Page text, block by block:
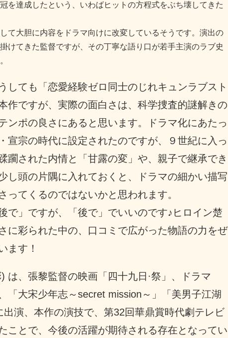
を達成したという、いわばヒットの方程式をぶち壊してきた
て大胆に内容をドラマ向けに改変しているそうです。演出の
けてきた監督ですが、その丁寧な語り口が若手主演のラブ史
しても「恋愛経験ゼロ同士のじれキュンラブスト
作ですが、実際の面白さは、科学捜査的謎解きの
ンポの良さにあると思います。ドラマ化にあたっ
宣宗の時代に設定されたのですが、９世紀に入っ
躙された内情と「甘露の変」や、親子で継承でき
し頭の片隅に入れておくと、ドラマの細かい描写
てくるのではないかと思われます。
で」ですが、「後で」でいいのです♪ヒロイン楚
に彩られた中の、口コミで広がった物語の力をぜ
ます！
は、張黎監督の映画「四十九日·祭」、ドラマ
「大宋少年志～secret mission～」「美男子江湖
演、本作の演技で、第32回華鼎賞時代劇テレビ
ことで、今後の活躍が期待される存在となってい